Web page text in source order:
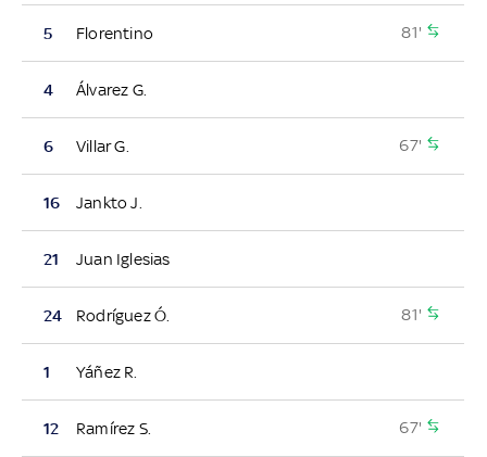
5 Florentino 81'
4 Álvarez G.
6 Villar G. 67'
16 Jankto J.
21 Juan Iglesias
24 Rodríguez Ó. 81'
1 Yáñez R.
12 Ramírez S. 67'